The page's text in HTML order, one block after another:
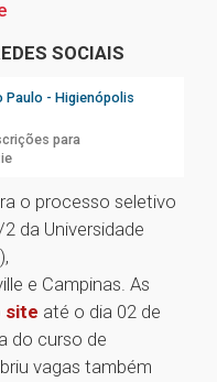
SOCIAIS
Paulo - Higienópolis
para
o processo seletivo
da Universidade
e Campinas. As
site até o dia 02 de
do curso de
vagas também